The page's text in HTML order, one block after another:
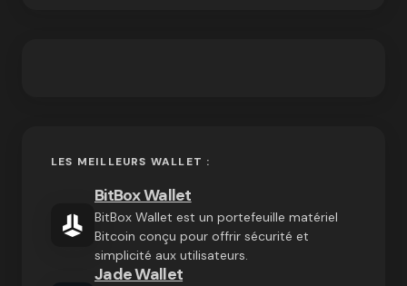
LES MEILLEURS WALLET :
BitBox Wallet
BitBox Wallet est un portefeuille matériel
Bitcoin conçu pour offrir sécurité et
simplicité aux utilisateurs.
Jade Wallet